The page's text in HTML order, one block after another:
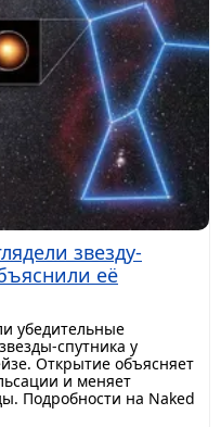
звезду-
её
убедительные
спутника у
Открытие объясняет
и меняет
Подробности на Naked